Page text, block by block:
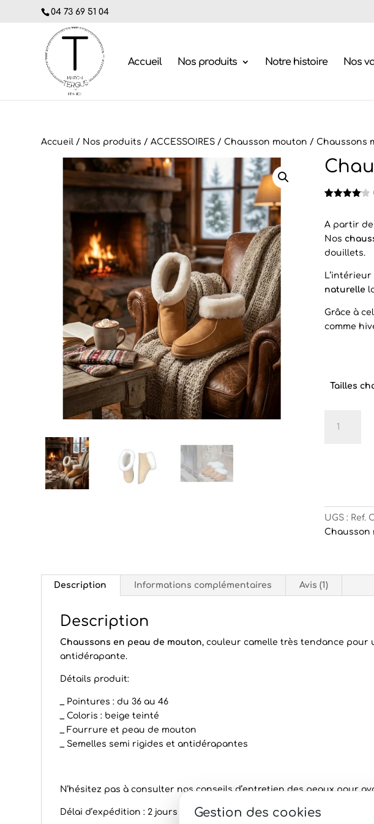
04 73 69 51 04
Accueil Nos produits Notre histoire Nos
Accueil / Nos produits /ACCESSOIRES /Chausson mouton / Chaussons
basé
sur
notation
client
A partir
Nos
douillets.
L’intérieur
naturelle
Grâce à
comme
Tailles
UGS : Ref.
Chausson
Description Informations complémentaires Avis (1)
Description
Chaussons en peau de mouton, couleur camelle très tendance pour
antidérapante.
Détails produit:
_ Pointures : du 36 au 46
_ Coloris : beige teinté
_ Fourrure et peau de mouton
_ Semelles semi rigides et antidérapantes
N’hésitez pas à consulter nos conseils d’entretien des peaux pour
Délai d’expédition : 2 jours à date de commande sauf si rupture de
Gestion des cookies